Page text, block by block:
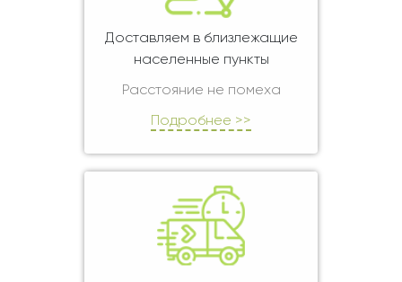
Доставляем в близлежащие
населенные пункты
Расстояние не помеха
Подробнее >>